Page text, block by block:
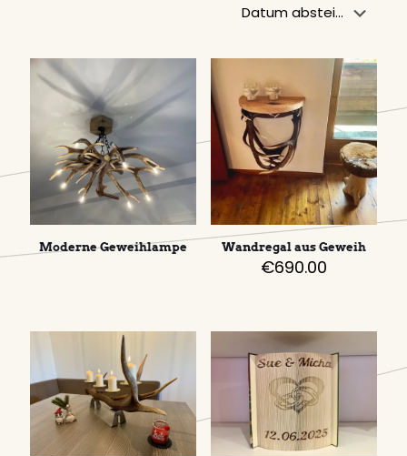
Moderne Geweihlampe Wandregal aus Geweih
€690.00